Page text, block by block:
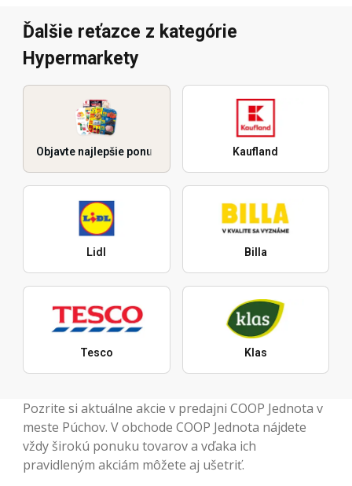
Ďalšie reťazce z kategórie
Hypermarkety
Objavte najlepšie ponuky Kaufland
Lidl Billa
Tesco Klas
Pozrite si aktuálne akcie v predajni COOP Jednota v
meste Púchov. V obchode COOP Jednota nájdete
vždy širokú ponuku tovarov a vďaka ich
pravidleným akciám môžete aj ušetriť.